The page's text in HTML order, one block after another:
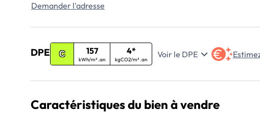
Demander l'adresse
DPE C 157
kWh/m² .an
4*
kgCO2/m² .an
Voir le DPE
Caractéristiques du bien à vendre